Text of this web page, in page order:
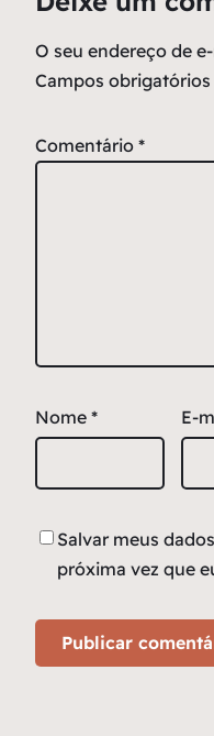
O seu endereço de
Campos
Comentário *
Nome * E-
Salvar meus
próxima vez que